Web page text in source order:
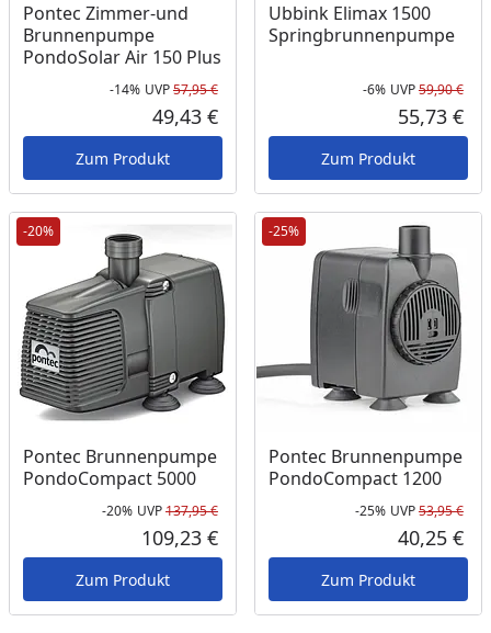
Pontec Zimmer-und
Brunnenpumpe
PondoSolar Air 150 Plus
Rabatt in Prozent
-14%
Ursprünglicher Preis
UVP57,95 €
Aktueller Preis
49,43 €
Zum Produkt
Ubbink Elimax 1500
Springbrunnenpumpe
-6% UVP59,90 €
55,73 €
Zum Produkt
-20%
Pontec Brunnenpumpe
PondoCompact 5000
Rabatt in Prozent
-20%
Ursprünglicher Preis
UVP137,95 €
Aktueller Preis
109,23 €
Zum Produkt
-25%
Pontec Brunnenpumpe
PondoCompact 1200
-25% UVP53,95 €
40,25 €
Zum Produkt